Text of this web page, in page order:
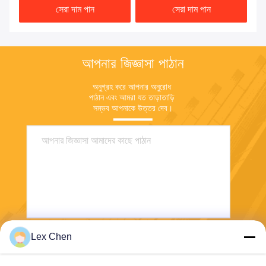
সেরা দাম পান সেরা দাম পান
আপনার জিজ্ঞাসা পাঠান
অনুগ্রহ করে আপনার অনুরোধ
পাঠান এবং আমরা যত তাড়াতাড়ি
সম্ভব আপনাকে উত্তর দেব।
Lex Chen